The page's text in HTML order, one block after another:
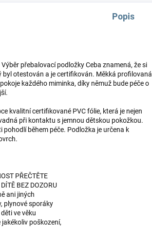
Popis
přebalovací podložky Ceba znamená, že si
byl otestován a je certifikován. Měkká profilovaná
každého miminka, díky němuž bude péče o
kvalitní certifikované PVC fólie, která je nejen
při kontaktu s jemnou dětskou pokožkou.
během péče. Podložka je určena k
PŘEČTĚTE
BEZ DOZORU
ani jiných
plynové sporáky
ve věku
poškození,